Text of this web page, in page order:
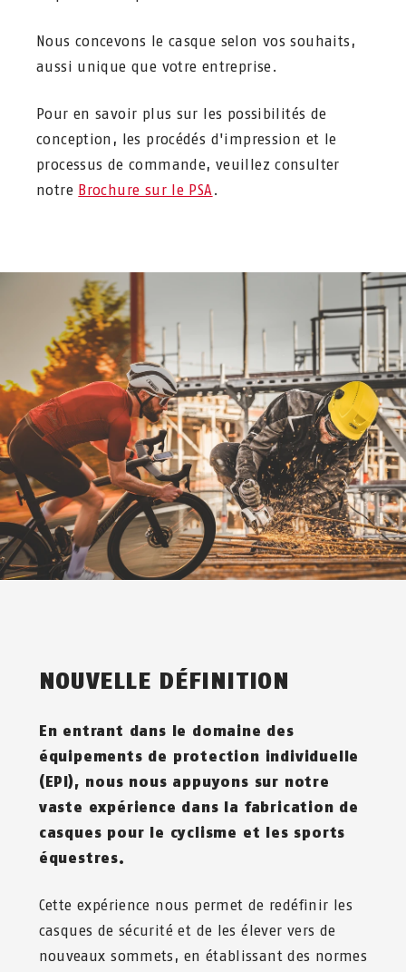
Nous concevons le casque selon vos souhaits,
aussi unique que votre entreprise.
Pour en savoir plus sur les possibilités de
conception, les procédés d'impression et le
processus de commande, veuillez consulter
notre Brochure sur le PSA.
NOUVELLE DÉFINITION
En entrant dans le domaine des
équipements de protection individuelle
(EPI), nous nous appuyons sur notre
vaste expérience dans la fabrication de
casques pour le cyclisme et les sports
équestres.
Cette expérience nous permet de redéfinir les
casques de sécurité et de les élever vers de
nouveaux sommets, en établissant des normes